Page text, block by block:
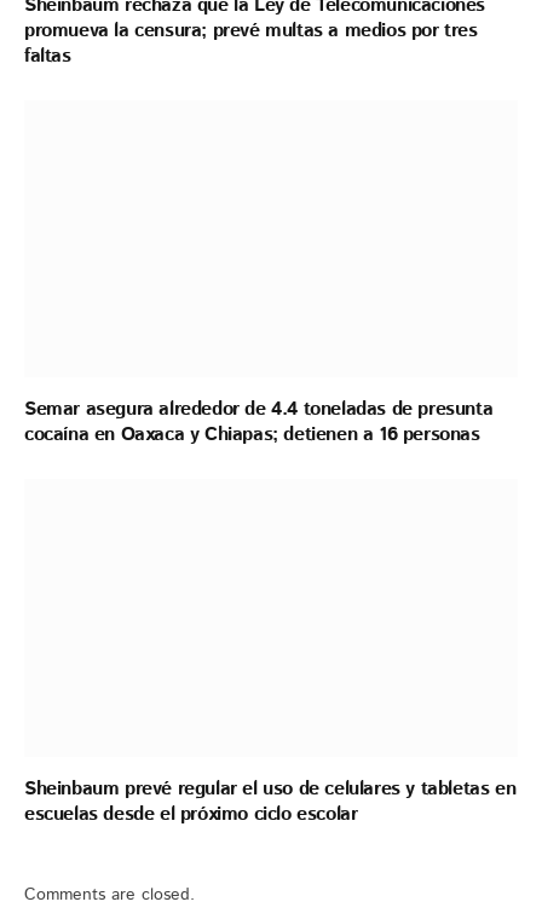
promueva la censura; prevé multas a medios por tres
faltas
Semar asegura alrededor de 4.4 toneladas de presunta
cocaína en Oaxaca y Chiapas; detienen a 16 personas
Sheinbaum prevé regular el uso de celulares y tabletas en
escuelas desde el próximo ciclo escolar
Comments are closed.